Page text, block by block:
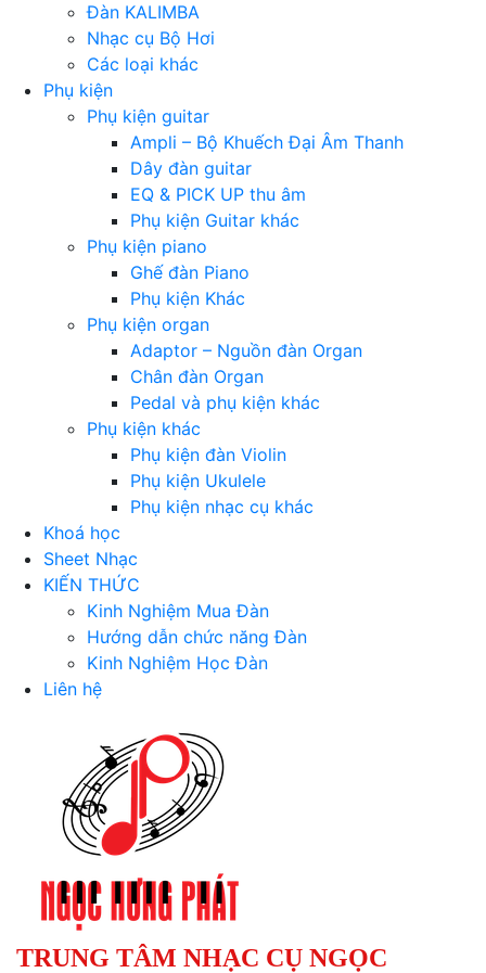
Đàn KALIMBA
Nhạc cụ Bộ Hơi
Các loại khác
Phụ kiện
Phụ kiện guitar
Ampli – Bộ Khuếch Đại Âm Thanh
Dây đàn guitar
EQ & PICK UP thu âm
Phụ kiện Guitar khác
Phụ kiện piano
Ghế đàn Piano
Phụ kiện Khác
Phụ kiện organ
Adaptor – Nguồn đàn Organ
Chân đàn Organ
Pedal và phụ kiện khác
Phụ kiện khác
Phụ kiện đàn Violin
Phụ kiện Ukulele
Phụ kiện nhạc cụ khác
Khoá học
Sheet Nhạc
KIẾN THỨC
Kinh Nghiệm Mua Đàn
Hướng dẫn chức năng Đàn
Kinh Nghiệm Học Đàn
Liên hệ
TRUNG TÂM NHẠC CỤ NGỌC